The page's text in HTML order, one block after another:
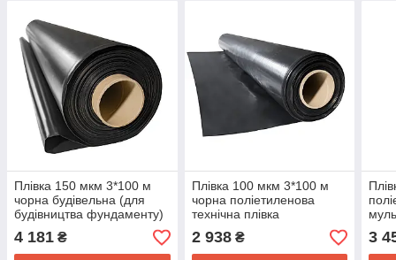
Плівка 150 мкм 3*100 м
чорна будівельна (для
будівництва фундаменту)
4 181 ₴
Плівка 100 мкм 3*100 м
чорна поліетиленова
технічна плівка
2 938₴ 3